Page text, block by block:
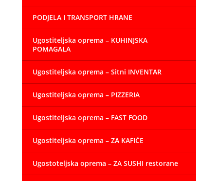
PODJELA I TRANSPORT HRANE
Ugostiteljska oprema – KUHINJSKA
POMAGALA
Ugostiteljska oprema – Sitni INVENTAR
Ugostiteljska oprema – PIZZERIA
Ugostiteljska oprema – FAST FOOD
Ugostiteljska oprema – ZA KAFIĆE
Ugostoteljska oprema – ZA SUSHI restorane